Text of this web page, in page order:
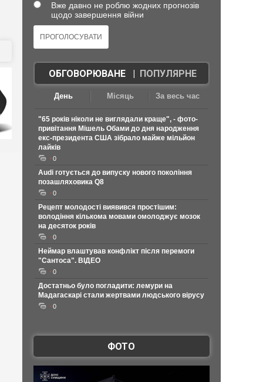
Вже давно не роблю жодних прогнозів
щодо завершення війни
ОБГОВОРЮВАНЕ| ПОПУЛЯРНЕ
День Місяць За весь час
"65 років ніколи не виглядали краще", - фото-
привітання Мішель Обами до дня народження
екс-президента США зібрало майже мільйон
лайків
0
Audi готується до випуску нового покоління
позашляховика Q8
0
Рецепт молодості виявився простішим:
володіння кількома мовами омолоджує мозок
на десяток років
0
Неймар влаштував конфлікт після перемоги
"Сантоса". ВІДЕО
0
Достатньо було погладити: лемури на
Мадагаскарі стали жертвами людського вірусу
0
ФОТО